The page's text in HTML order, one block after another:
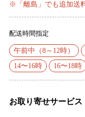
※「離島」でも追加送
配送時間指定
午前中（8～12時）
14〜16時
16〜18時
お取り寄せサービス